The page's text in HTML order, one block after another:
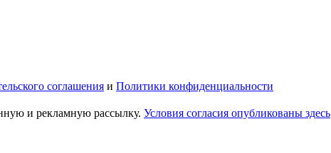
соглашения и Политики конфиденциальности
и рекламную рассылку. Условия согласия опубликованы здесь